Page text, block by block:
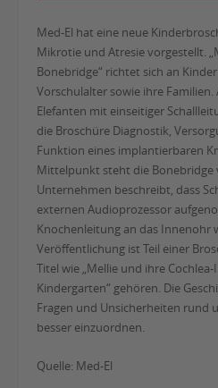
Med-El hat eine neue
Mikrotie und Atresie vorgestellt.
Bonebridge“ richtet sich an
Vorschulalter sowie ihre
Elefanten mit einseitiger
die Broschüre Diagnostik,
Funktion eines implantierbaren
Mittelpunkt steht die Bonebridge
Unternehmen beschreibt, dass
externen Audioprozessor
Knochenleitung an das Innenohr
Veröffentlichung ist Teil einer
Titel wie „Mellie und ihre
Kindergarten“ gehören. Die
Fragen und Unsicherheiten rund
besser einzuordnen.
Quelle: Med-El